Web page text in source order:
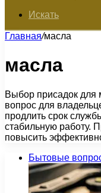
Искать
Главная/масла
масла
Выбор присадок для
вопрос для
продлить срок
стабильную работу.
повысить
Бытовые